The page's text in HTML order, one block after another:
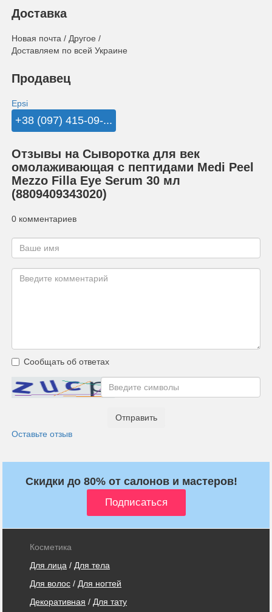
Доставка
Новая почта / Другое /
Доставляем по всей Украине
Продавец
Epsi
+38 (097) 415-09-...
Отзывы на Сыворотка для век
омолаживающая с пептидами Medi Peel
Mezzo Filla Eye Serum 30 мл
(8809409343020)
0 комментариев
Сообщать об ответах
Отправить
Оставьте отзыв
Скидки до 80% от салонов и мастеров!
Косметика
Для лица / Для тела
Для волос / Для ногтей
Декоративная / Для тату